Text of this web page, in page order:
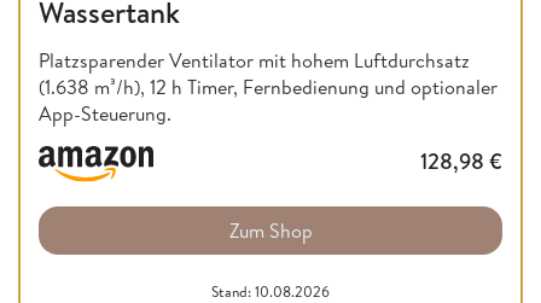
Wassertank
Platzsparender Ventilator mit hohem Luftdurchsatz
(1.638 m³/h), 12 h Timer, Fernbedienung und optionaler
App-Steuerung.
128,98 €
Zum Shop
Stand: 10.08.2026